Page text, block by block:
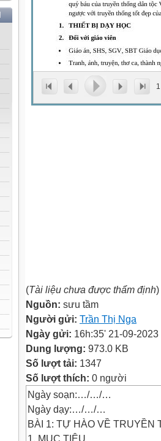
1
(Tài liệu chưa được thẩm định)
Nguồn: sưu tầm
Người gửi: Trần Thị Nga
Ngày gửi: 16h:35' 21-09-2023
Dung lượng: 973.0 KB
Số lượt tải: 1347
Số lượt thích: 0 người
Ngày soạn:…/…/…
Ngày dạy:…/…/…
BÀI 1: TỰ HÀO VỀ TRUYỀN
1. MỤC TIÊU